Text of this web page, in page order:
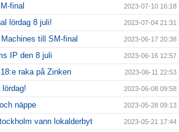
final 2023-07-10 16:18
lördag 8 juli! 2023-07-04 21:31
till SM-final 2023-06-17 20:38
IP den 8 juli 2023-06-16 12:57
raka på Zinken 2023-06-11 22:53
2023-06-08 09:58
näppe 2023-05-28 09:13
vann lokalderbyt 2023-05-21 17:44